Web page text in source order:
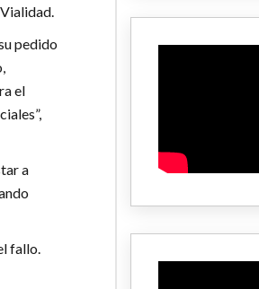
pedido
el
a
fallo.